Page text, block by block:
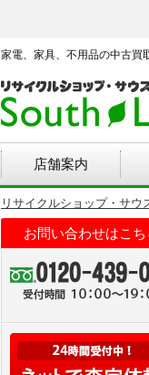
家電、家具、不用品の中古買
店舗案内
リサイクルショップ・サウ
お問い合わせはこち